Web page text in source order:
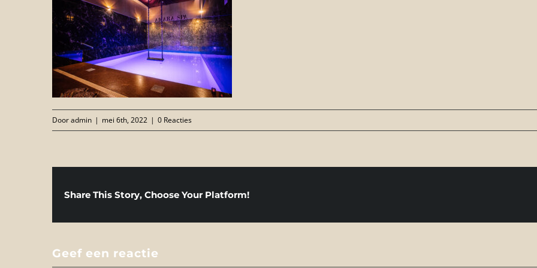
Dooradmin | mei 6th, 2022 | 0 Reacties
Share This Story, Choose Your Platform!
Geef een reactie